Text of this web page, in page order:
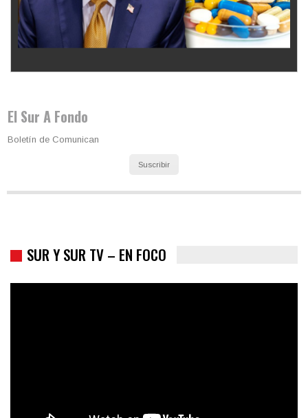
El Sur A Fondo
Boletín de Comunican
Suscribir
SUR Y SUR TV – EN FOCO